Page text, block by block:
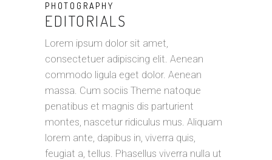
PHOTOGRAPHY
EDITORIALS
Lorem ipsum dolor sit amet,
consectetuer adipiscing elit. Aenean
commodo ligula eget dolor. Aenean
massa. Cum sociis Theme natoque
penatibus et magnis dis parturient
montes, nascetur ridiculus mus. Aliquam
lorem ante, dapibus in, viverra quis,
feugiat a, tellus. Phasellus viverra nulla ut